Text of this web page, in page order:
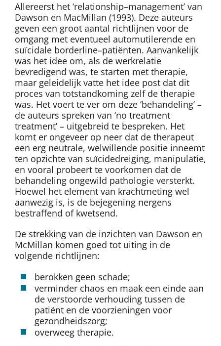
Allereerst het ‘relationship–management’ van
Dawson en MacMillan (1993). Deze auteurs
geven een groot aantal richtlijnen voor de
omgang met eventueel automutilerende en
suïcidale borderline–patiënten. Aanvankelijk
was het idee om, als de werkrelatie
bevredigend was, te starten met therapie,
maar geleidelijk vatte het idee post dat dit
proces van totstandkoming zelf de therapie
was. Het voert te ver om deze ‘behandeling’ –
de auteurs spreken van ‘no treatment
treatment’ – uitgebreid te bespreken. Het
komt er ongeveer op neer dat de therapeut
een erg neutrale, welwillende positie inneemt
ten opzichte van suïcidedreiging, manipulatie,
en vooral probeert te voorkomen dat de
behandeling ongewild pathologie versterkt.
Hoewel het element van krachtmeting wel
aanwezig is, is de bejegening nergens
bestraffend of kwetsend.
De strekking van de inzichten van Dawson en
McMillan komen goed tot uiting in de
volgende richtlijnen:
berokken geen schade;
verminder chaos en maak een einde aan
de verstoorde verhouding tussen de
patiënt en de voorzieningen voor
gezondheidszorg;
overweeg therapie.